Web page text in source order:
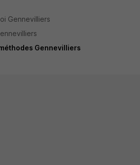
Gennevilliers
Gennevilliers